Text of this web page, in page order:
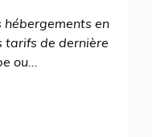
en
tarifs de dernière
ou...